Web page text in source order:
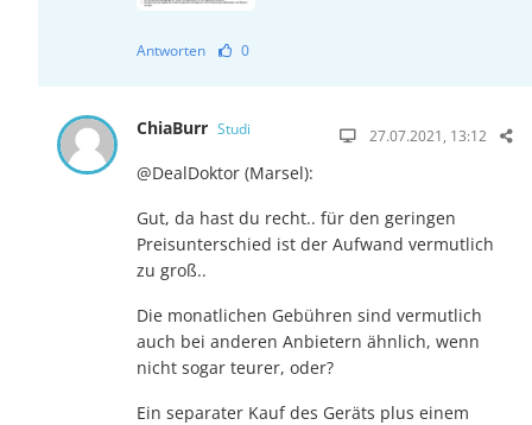
Antworten 0
ChiaBurr Studi 27.07.2021, 13:12
@DealDoktor (Marsel):
Gut, da hast du recht.. für den geringen
Preisunterschied ist der Aufwand vermutlich
zu groß..
Die monatlichen Gebühren sind vermutlich
auch bei anderen Anbietern ähnlich, wenn
nicht sogar teurer, oder?
Ein separater Kauf des Geräts plus einem